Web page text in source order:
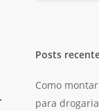
Posts
Como
para